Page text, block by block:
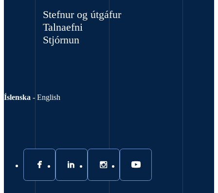
Stefnur og útgáfur
Talnaefni
Stjórnun
Íslenska - English